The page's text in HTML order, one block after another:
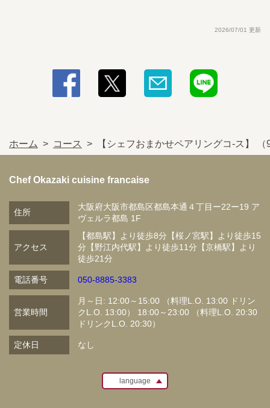
2026/07/01 更新
ホーム コース 【シェフおまかせペアリングコ-ス】
Chef Okazaki cuisine francaise
住所
大阪府大阪市都島区都島本通４丁目ー22ー19 ア
ヴェルラ都島 1F
アクセス
【都島駅】より徒歩8分【桜ノ宮駅】より徒歩15
分【野江内代駅】より徒歩11分【京橋駅】より
徒歩21分
電話番号 050-8885-3383
営業時間
月～日: 12:00～15:00 （料理L.O. 13:00 ドリン
クL.O. 13:00） 18:00～23:00 （料理L.O. 20:30
ドリンクL.O. 20:30）
定休日 なし
language